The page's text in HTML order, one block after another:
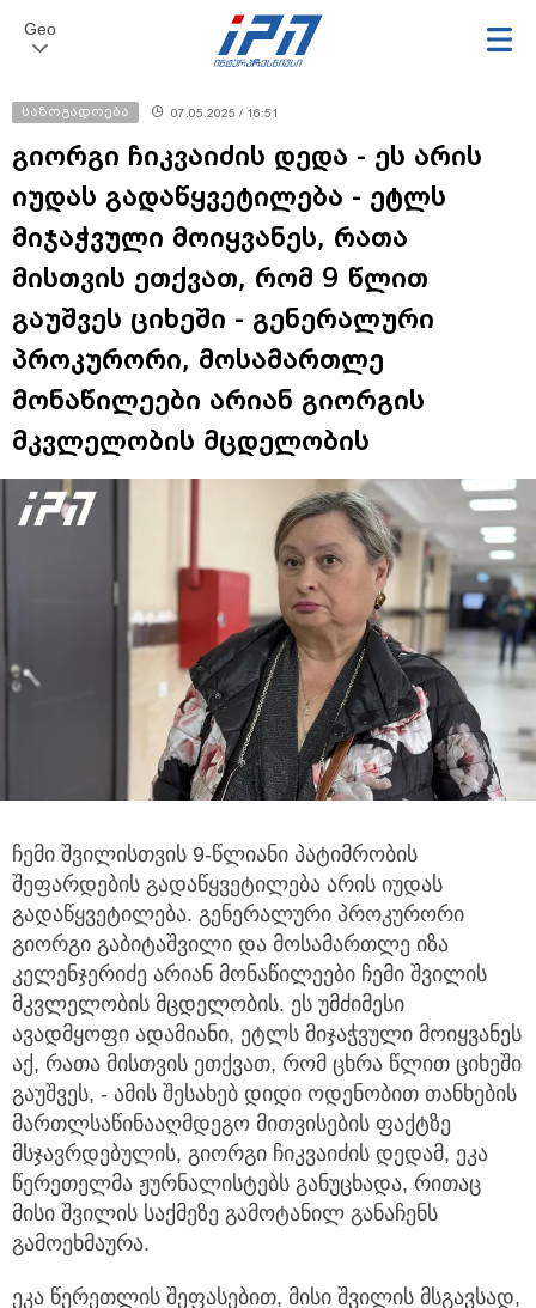
Geo
საზოგადოება 07.05.2025 / 16:51
გიორგი ჩიკვაიძის დედა - ეს არის
იუდას გადაწყვეტილება - ეტლს
მიჯაჭვული მოიყვანეს, რათა
მისთვის ეთქვათ, რომ 9 წლით
გაუშვეს ციხეში - გენერალური
პროკურორი, მოსამართლე
მონაწილეები არიან გიორგის
მკვლელობის მცდელობის
ჩემი შვილისთვის 9-წლიანი პატიმრობის
შეფარდების გადაწყვეტილება არის იუდას
გადაწყვეტილება. გენერალური პროკურორი
გიორგი გაბიტაშვილი და მოსამართლე იზა
კელენჯერიძე არიან მონაწილეები ჩემი შვილის
მკვლელობის მცდელობის. ეს უმძიმესი
ავადმყოფი ადამიანი, ეტლს მიჯაჭვული მოიყვანეს
აქ, რათა მისთვის ეთქვათ, რომ ცხრა წლით ციხეში
გაუშვეს, - ამის შესახებ დიდი ოდენობით თანხების
მართლსაწინააღმდეგო მითვისების ფაქტზე
მსჯავრდებულის, გიორგი ჩიკვაიძის დედამ, ეკა
წერეთელმა ჟურნალისტებს განუცხადა, რითაც
მისი შვილის საქმეზე გამოტანილ განაჩენს
გამოეხმაურა.
ეკა წერეთლის შეფასებით, მისი შვილის მსგავსად,